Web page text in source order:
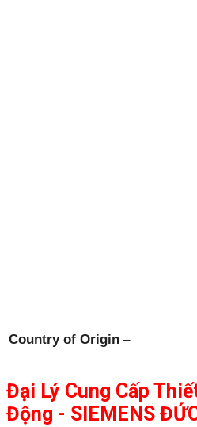
Country of Origin –
Đại Lý Cung Cấp
Động - SIEMENS